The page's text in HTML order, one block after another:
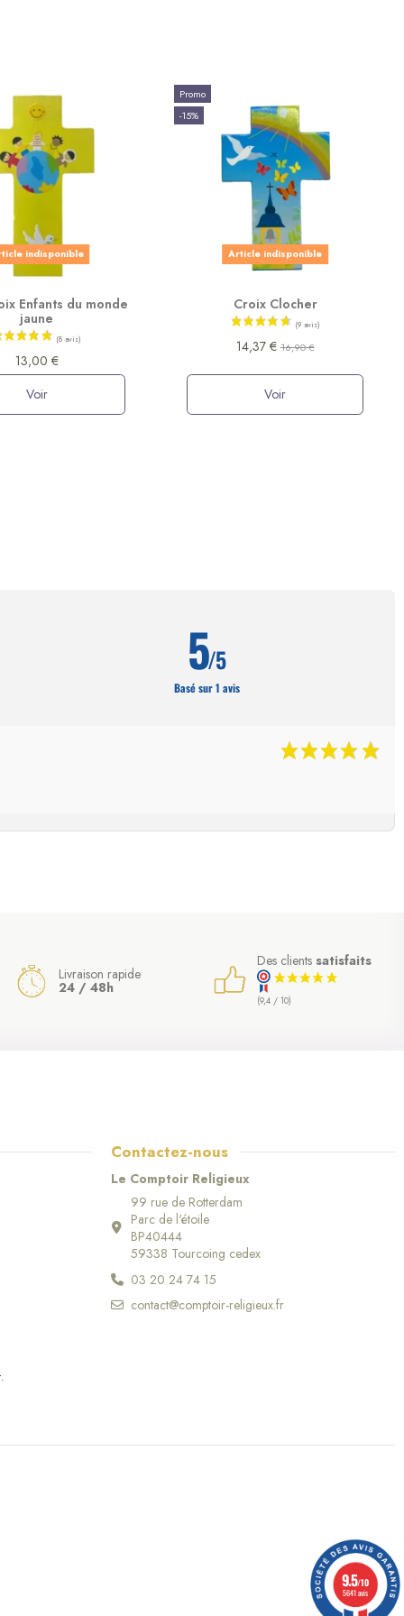
indisponible
Enfants du monde
jaune
13,00 €
Voir
Promo
-15%
Article indisponible
Croix Clocher
14,37 €16,90 €
Voir
5/5
Basé sur 1 avis
Livraison rapide
24 / 48h
Des clients satisfaits
(9,4 / 10)
Contactez-nous
Le Comptoir Religieux
99 rue de Rotterdam
Parc de l'étoile
BP40444
59338 Tourcoing cedex
03 20 24 74 15
contact@comptoir-religieux.fr
.
9.5/10
5641 avis